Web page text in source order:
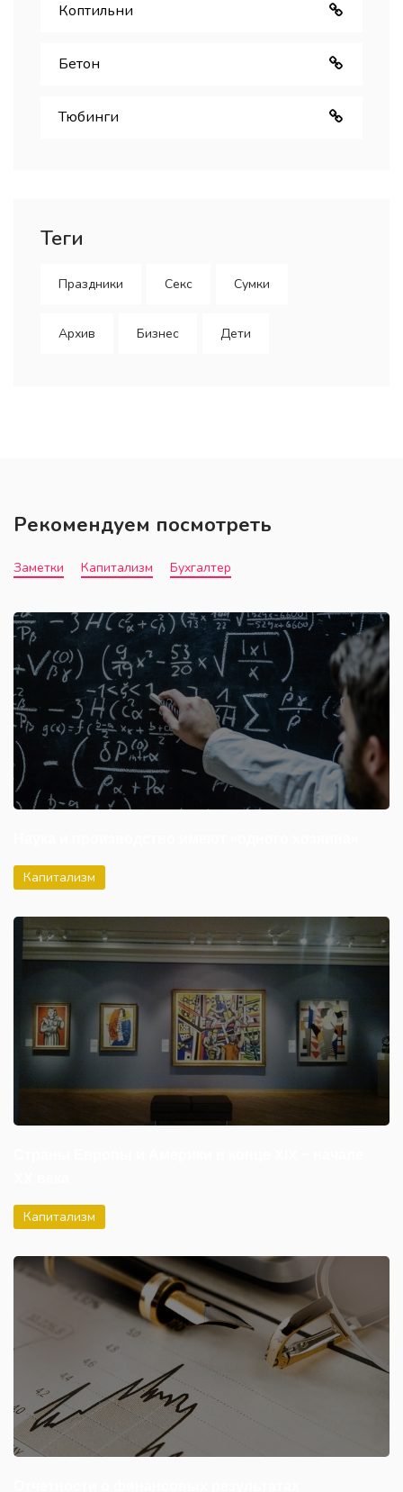
Коптильни
Бетон
Тюбинги
Теги
Праздники Секс Сумки
Архив Бизнес Дети
Рекомендуем посмотреть
Заметки Капитализм Бухгалтер
Капитализм
Капитализм